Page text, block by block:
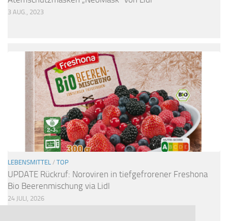
3 AUG., 2023
LEBENSMITTEL / TOP
UPDATE Rückruf: Noroviren in tiefgefrorener Freshona
Bio Beerenmischung via Lidl
24 JULI, 2026